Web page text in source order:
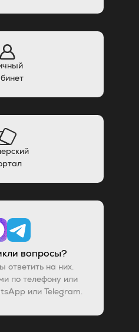
вопросы?
на них.
по телефону или
или Telegram.